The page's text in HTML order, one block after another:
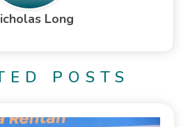
Long
POSTS